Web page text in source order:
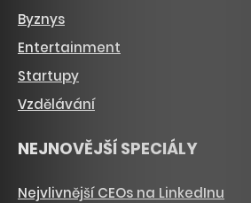
Byznys
Entertainment
Startupy
Vzdělávání
NEJNOVĚJŠÍ SPECIÁLY
Nejvlivnější CEOs na LinkedInu